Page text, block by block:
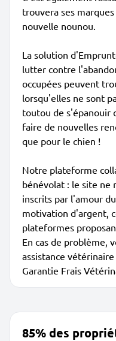
trouvera ses
nouvelle nounou.
La solution
lutter contre
occupées peuvent
lorsqu'elles ne sont
toutou de s'épanouir
faire de nouvelles
que pour le chien !
Notre plateforme
bénévolat : le site ne
inscrits par l'amour
motivation d'argent,
plateformes
En cas de problème,
assistance
Garantie Frais
85% des